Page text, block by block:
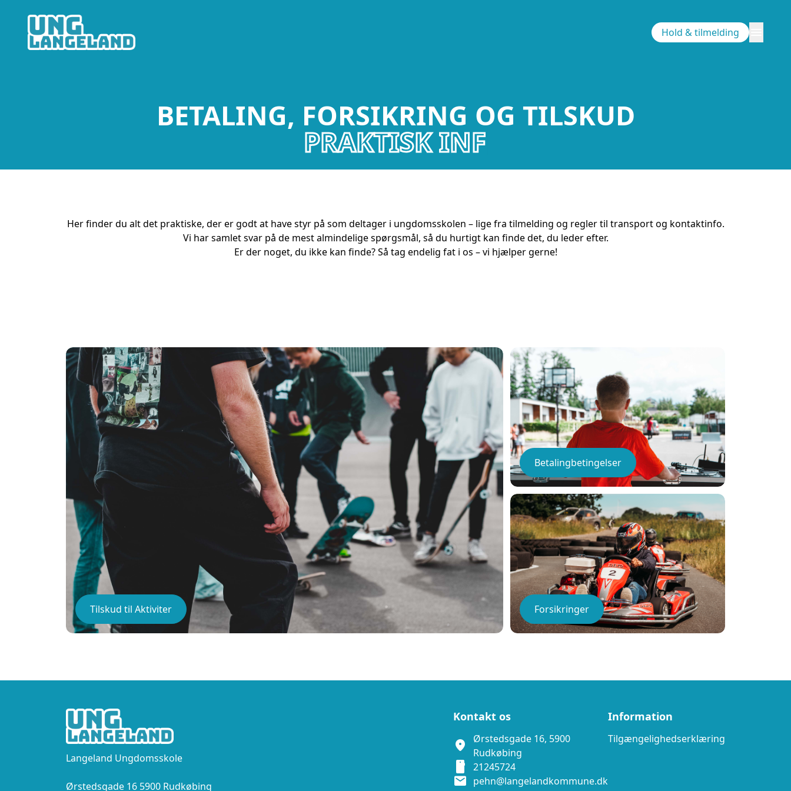
Hold & tilmelding
BETALING, FORSIKRING OG TILSKUD PRAKTISK
BETALING, FORSIKRING OG TILSKUD
PRAKT
Her finder du alt det praktiske, der er godt at have styr på som deltager i ungdomsskolen – lige fra tilmelding og regler til transport og kontaktinfo.
Vi har samlet svar på de mest almindelige spørgsmål, så du hurtigt kan finde det, du leder efter.
Er der noget, du ikke kan finde? Så tag endelig fat i os – vi hjælper gerne!
Tilskud til Aktiviter
Betalingbetingelser
Forsikringer
Langeland Ungdomsskole
Ørstedsgade 16 5900 Rudkøbing
Kontakt os
location_on
Ørstedsgade 16, 5900
Rudkøbing
smartphone 21245724
mail pehn@langelandkommune.dk
Information
Tilgængelighedserklæring